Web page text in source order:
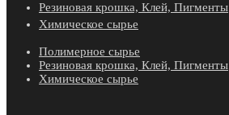
Резиновая крошка, Клей, Пигменты
Химическое сырье
Полимерное сырье
Резиновая крошка, Клей, Пигменты
Химическое сырье